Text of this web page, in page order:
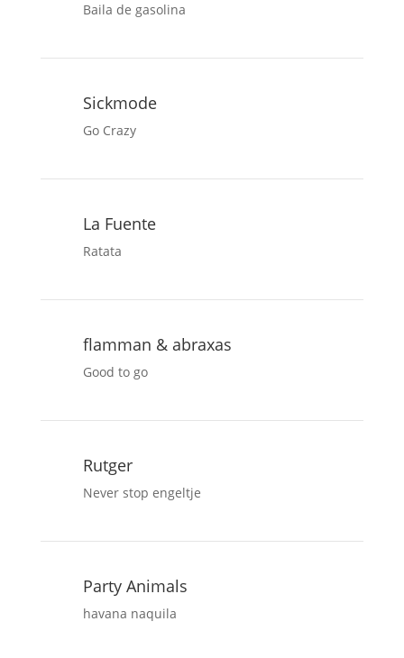
Baila de gasolina
Sickmode
Go Crazy
La Fuente
Ratata
flamman & abraxas
Good to go
Rutger
Never stop engeltje
Party Animals
havana naquila